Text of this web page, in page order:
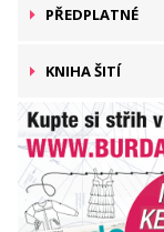
PŘEDPLATNÉ
KNIHA ŠITÍ